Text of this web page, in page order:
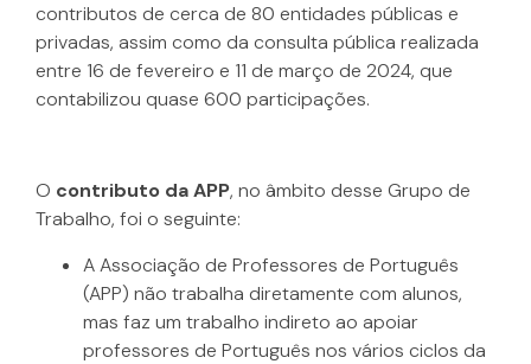
contributos de cerca de 80 entidades públicas e
privadas, assim como da consulta pública realizada
entre 16 de fevereiro e 11 de março de 2024, que
contabilizou quase 600 participações.
O contributo da APP, no âmbito desse Grupo de
Trabalho, foi o seguinte:
A Associação de Professores de Português
(APP) não trabalha diretamente com alunos,
mas faz um trabalho indireto ao apoiar
professores de Português nos vários ciclos da